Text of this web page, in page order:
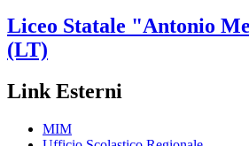
Liceo Statale "Antonio
(LT)
Link Esterni
MIM